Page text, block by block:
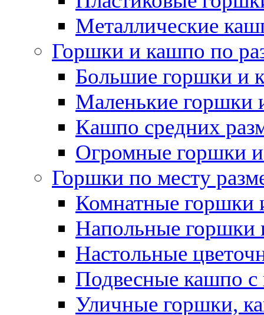
Металлические
Горшки и кашпо по
Большие горшки и
Маленькие горшки
Кашпо средних
Огромные горшки
Горшки по месту
Комнатные горшки
Напольные горшки
Настольные
Подвесные кашпо с
Уличные горшки,